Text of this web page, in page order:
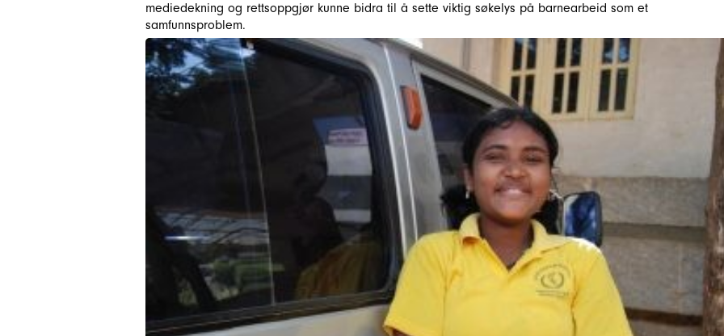
mediedekning og rettsoppgjør kunne bidra til å sette viktig søkelys på barnearbeid som et
samfunnsproblem.